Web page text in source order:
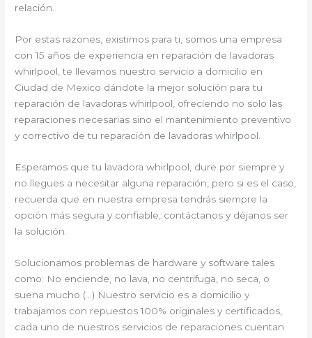
relación.
Por estas razones, existimos para ti, somos una empresa
con 15 años de experiencia en reparación de lavadoras
whirlpool, te llevamos nuestro servicio a domicilio en
Ciudad de Mexico dándote la mejor solución para tu
reparación de lavadoras whirlpool, ofreciendo no solo las
reparaciones necesarias sino el mantenimiento preventivo
y correctivo de tu reparación de lavadoras whirlpool.
Esperamos que tu lavadora whirlpool, dure por siempre y
no llegues a necesitar alguna reparación, pero si es el caso,
recuerda que en nuestra empresa tendrás siempre la
opción más segura y confiable, contáctanos y déjanos ser
la solución.
Solucionamos problemas de hardware y software tales
como: No enciende, no lava, no centrifuga, no seca, o
suena mucho (…) Nuestro servicio es a domicilio y
trabajamos con repuestos 100% originales y certificados,
cada uno de nuestros servicios de reparaciones cuentan